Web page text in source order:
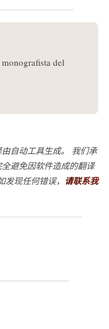
del
自动工具生成。 我们承
避免因软件造成的翻译
现任何错误， 请联系我